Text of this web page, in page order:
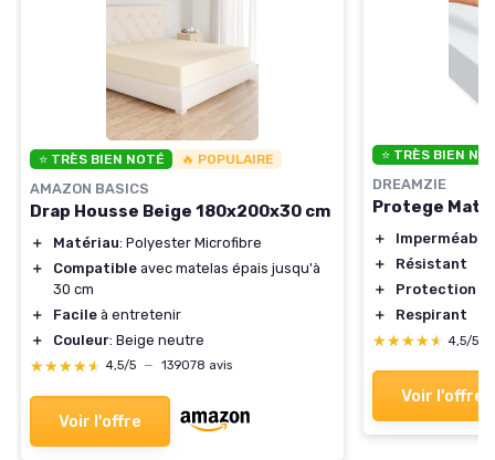
⭐ TRÈS BIEN NOTÉ 🔥 POPULAIRE
AMAZON BASICS
Drap Housse Beige 180x200x30 cm
＋ Matériau: Polyester Microfibre
＋
Compatible avec matelas épais jusqu'à
30 cm
＋
Facile à entretenir
＋
Couleur: Beige neutre
★★★★★
★★★★★ 4,5/5 — 139078 avis
Voir l'offre
⭐ TRÈS BIEN
DREAMZIE
Protege
＋
Imperméable
＋
Résistant
＋
Protection
＋
Respirant
★★★★★
★★★★★ 4,5/5
Voir l'offre